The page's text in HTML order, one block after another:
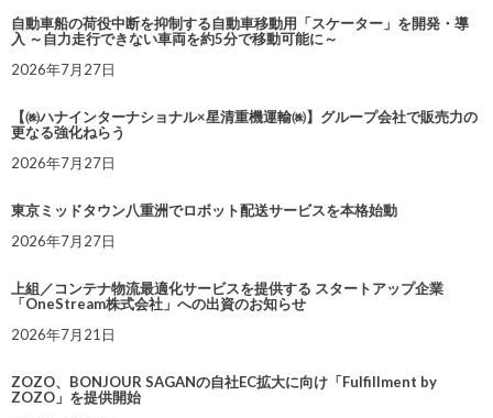
自動車船の荷役中断を抑制する自動車移動用「スケーター」を開発・導
入 ～自力走行できない車両を約5分で移動可能に～
2026年7月27日
【㈱ハナインターナショナル×星清重機運輸㈱】グループ会社で販売力の
更なる強化ねらう
2026年7月27日
東京ミッドタウン八重洲でロボット配送サービスを本格始動
2026年7月27日
上組／コンテナ物流最適化サービスを提供する スタートアップ企業
「OneStream株式会社」への出資のお知らせ
2026年7月21日
ZOZO、BONJOUR SAGANの自社EC拡大に向け「Fulfillment by
ZOZO」を提供開始